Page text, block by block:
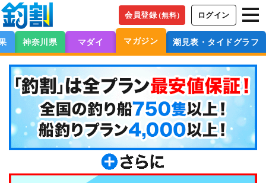
会員登録（無料） ログイン
神奈川県 マダイ マガジン 潮見表・タイドグラフ